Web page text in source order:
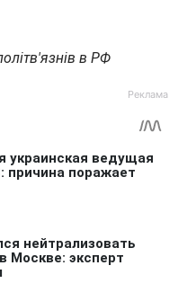
в РФ